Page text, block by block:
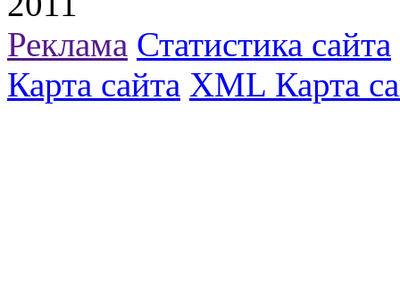
Реклама Статистика сайта
Карта сайта XML Карта